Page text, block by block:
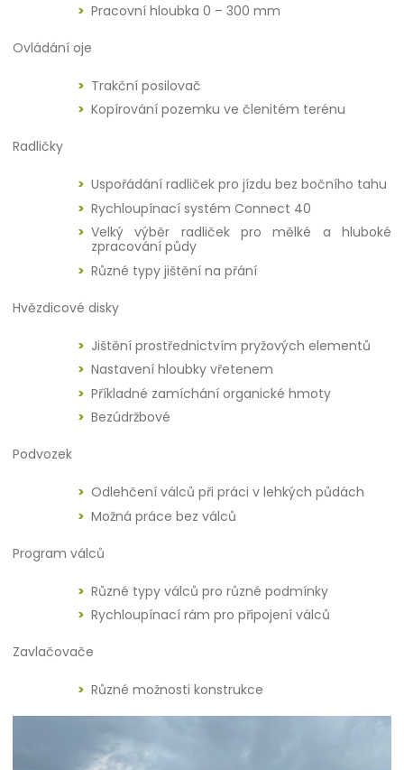
Pracovní hloubka 0 – 300 mm
Ovládání oje
Trakční posilovač
Kopírování pozemku ve členitém terénu
Radličky
Uspořádání radliček pro jízdu bez bočního tahu
Rychloupínací systém Connect 40
Velký výběr radliček pro mělké a hluboké
zpracování půdy
Různé typy jištění na přání
Hvězdicové disky
Jištění prostřednictvím pryžových elementů
Nastavení hloubky vřetenem
Příkladné zamíchání organické hmoty
Bezúdržbové
Podvozek
Odlehčení válců při práci v lehkých půdách
Možná práce bez válců
Program válců
Různé typy válců pro různé podmínky
Rychloupínací rám pro připojení válců
Zavlačovače
Různé možnosti konstrukce